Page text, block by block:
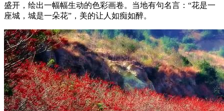
盛开，绘出一幅幅生动的色彩画卷。当地有句名言：“花是一
座城，城是一朵花”，美的让人如痴如醉。